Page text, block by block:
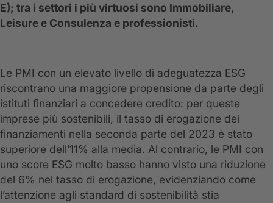
E); tra i settori i più virtuosi sono Immobiliare,
Leisure e Consulenza e professionisti.
Le PMI con un elevato livello di adeguatezza ESG
riscontrano una maggiore propensione da parte degli
istituti finanziari a concedere credito: per queste
imprese più sostenibili, il tasso di erogazione dei
finanziamenti nella seconda parte del 2023 è stato
superiore dell’11% alla media. Al contrario, le PMI con
uno score ESG molto basso hanno visto una riduzione
del 6% nel tasso di erogazione, evidenziando come
l’attenzione agli standard di sostenibilità stia